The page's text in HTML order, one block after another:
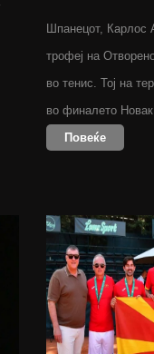
Шпанецот, Карлос
трофеј на
во тенис. Тој на
во финалето
Повеќе